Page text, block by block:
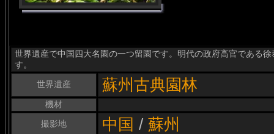
世界遺産で中国四大名園の一つ留園です。明代の政府高官である
す。
世界遺産
蘇州古典園林
機材
撮影地
中国 / 蘇州